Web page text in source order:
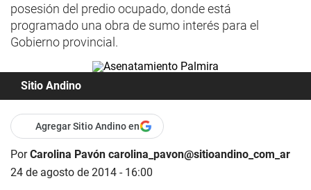
posesión del predio ocupado, donde está
programado una obra de sumo interés para el
Gobierno provincial.
Sitio Andino
Agregar Sitio Andino en
PorCarolina Pavón carolina_pavon@sitioandino_com_ar
24 de agosto de 2014 - 16:00